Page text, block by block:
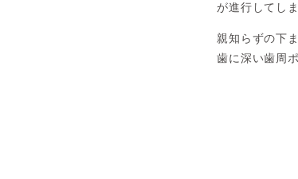
が進行してし
親知らずの下
歯に深い歯周